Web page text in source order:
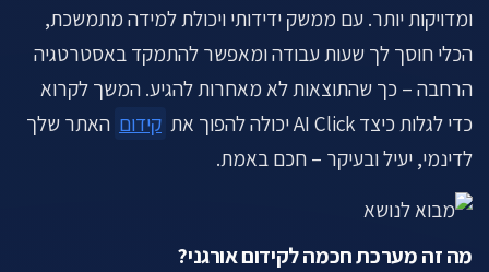
ומדויקות יותר. עם ממשק ידידותי ויכולת למידה מתמשכת,
הכלי חוסך לך שעות עבודה ומאפשר להתמקד באסטרטגיה
הרחבה – כך שהתוצאות לא מאחרות להגיע. המשך לקרוא
כדי לגלות כיצד AI Click יכולה להפוך את
קידום האתר שלך
לדינמי, יעיל ובעיקר – חכם באמת.
מה זה מערכת חכמה לקידום אורגני?